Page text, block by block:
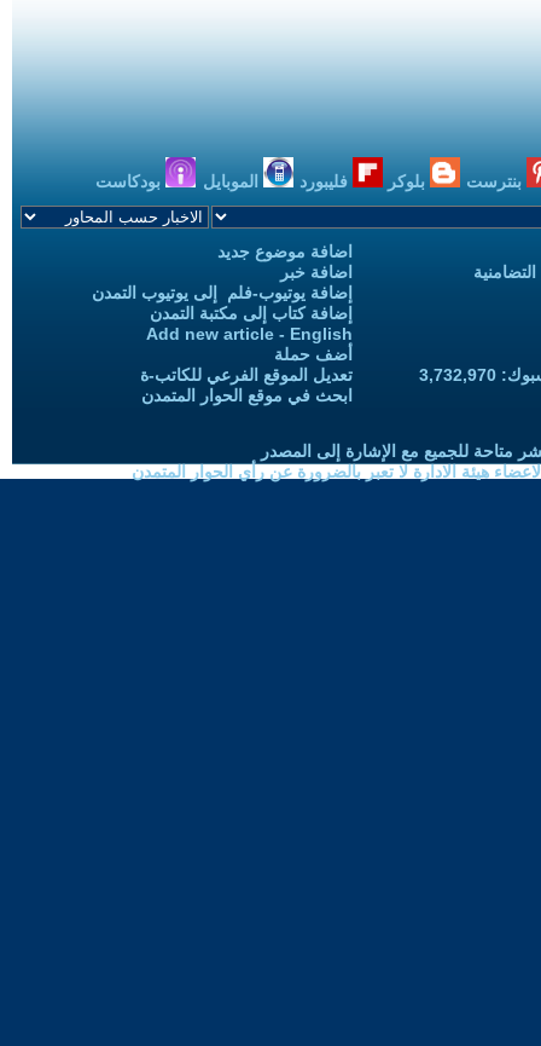
بنترست بلوكر فليبورد الموبايل بودكاست
اضافة موضوع جديد
اضافة خبر
إضافة يوتيوب-فلم إلى يوتيوب التمدن
إضافة كتاب إلى مكتبة التمدن
Add new article - English
أضف حملة
تعديل الموقع الفرعي للكاتب-ة
ابحث في موقع الحوار المتمدن
متاحة للجميع مع الإشارة إلى المصدر
هيئة الادارة لا تعبر بالضرورة عن رأي الحوار المتمدن